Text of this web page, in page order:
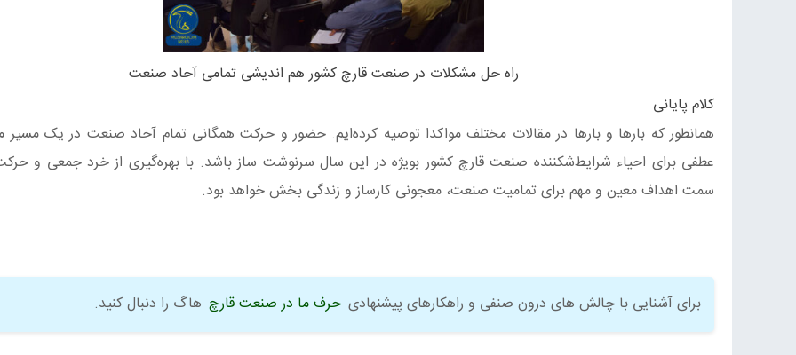
راه حل مشکلات در صنعت قارچ کشور هم اندیشی تمامی آحاد صنعت
کلام پایانی
همانطور که بارها و بارها در مقالات مختلف مواکدا توصیه کرده‌ایم. حضور و حرکت همگانی تمام آحاد صنعت در یک مسیر
عطفی برای احیاء شرایط‌شکننده صنعت قارچ کشور بویژه در این سال سرنوشت ساز باشد. با بهره‌گیری از خرد جمعی و
سمت اهداف معین و مهم برای تمامیت صنعت، معجونی کارساز و زندگی بخش خواهد بود.
برای آشنایی با چالش های درون صنفی و راهکارهای پیشنهادی حرف ما در صنعت قارچ هاگ را دنبال کنید.